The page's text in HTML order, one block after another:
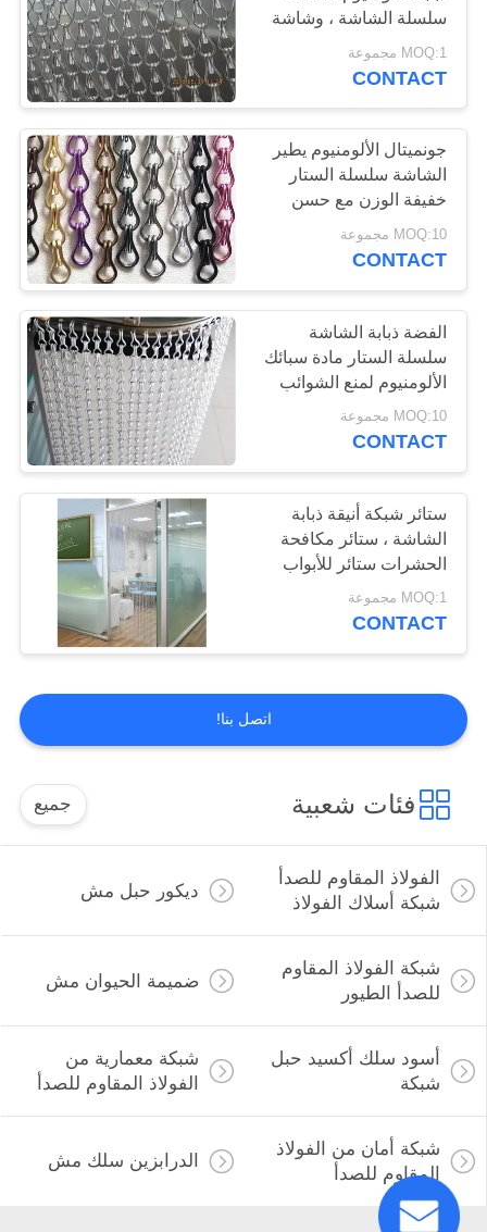
سلسلة الشاشة ، وشاشة
الألومنيوم شبكة
MOQ:1 مجموعة
CONTACT
جونميتال الألومنيوم يطير
الشاشة سلسلة الستار
خفيفة الوزن مع حسن
التهوية
MOQ:10 مجموعة
CONTACT
الفضة ذبابة الشاشة
سلسلة الستار مادة سبائك
الألومنيوم لمنع الشوائب
MOQ:10 مجموعة
CONTACT
ستائر شبكة أنيقة ذبابة
الشاشة ، ستائر مكافحة
الحشرات ستائر للأبواب
MOQ:1 مجموعة
CONTACT
اتصل بنا!
فئات شعبية جميع
الفولاذ المقاوم للصدأ
شبكة أسلاك الفولاذ
ديكور حبل مش
شبكة الفولاذ المقاوم
للصدأ الطيور
ضميمة الحيوان مش
أسود سلك أكسيد حبل
شبكة
شبكة معمارية من
الفولاذ المقاوم للصدأ
شبكة أمان من الفولاذ
المقاوم للصدأ
الدرابزين سلك مش